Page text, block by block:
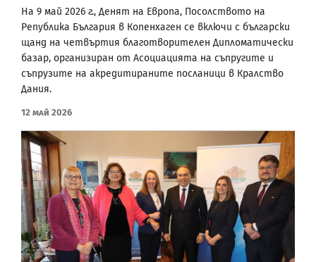
На 9 май 2026 г., Денят на Европа, Посолството на
Република България в Копенхаген се включи с български
щанд на четвъртия благотворителен Дипломатически
базар, организиран от Асоциацията на съпругите и
съпрузите на акредитираните посланици в Кралство
Дания.
12 Май 2026